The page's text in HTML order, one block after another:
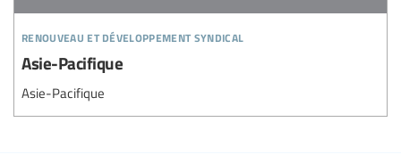
renouveau et développement syndical
Asie-Pacifique
Asie-Pacifique